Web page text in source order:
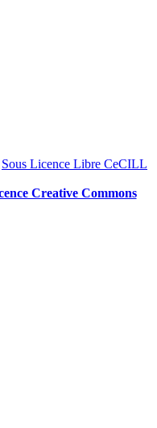
Sous Licence Libre CeCILL
Creative Commons